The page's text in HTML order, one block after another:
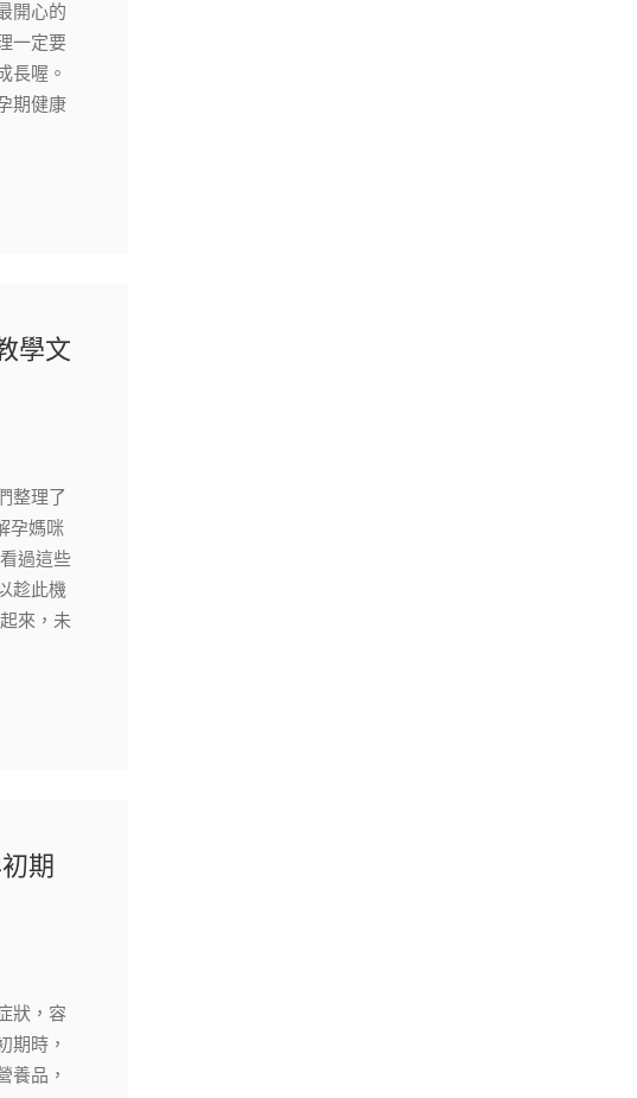
開心的
一定要
長喔。
期健康
學文
整理了
孕媽咪
過這些
趁此機
來，未
期
狀，容
期時，
養品，